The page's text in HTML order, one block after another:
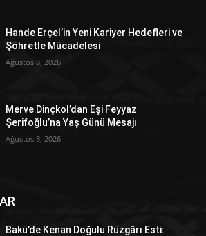
Hande Erçel’in Yeni Kariyer Hedefleri ve
Şöhretle Mücadelesi
Ağustos 8, 2026
Merve Dinçkol’dan Eşi Feyyaz
Şerifoğlu’na Yaş Günü Mesajı
Ağustos 8, 2026
Bakü’de Kenan Doğulu Rüzgârı Esti: